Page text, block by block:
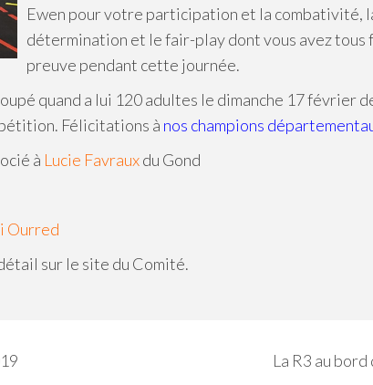
Ewen pour votre participation et la combativité,
détermination et le fair-play dont vous avez tous
preuve pendant cette journée.
quand a lui 120 adultes le dimanche 17 février
Félicitations à nos champions
à Lucie Favrauxdu Gond
Ourred
sur le site du Comité.
La R3 au bord